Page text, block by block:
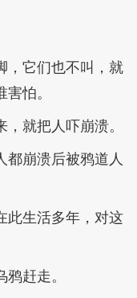
，它们也不叫，就
怕。
就把人吓崩溃。
都崩溃后被鸦道人
此生活多年，对这
赶走。